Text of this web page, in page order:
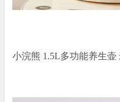
小浣熊 1.5L多功能养生壶